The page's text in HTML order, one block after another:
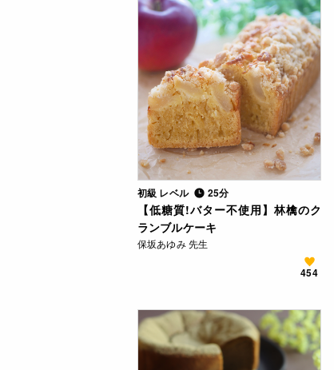
初級 レベル 25分
【低糖質!バター不使用】林檎のク
ランブルケーキ
保坂あゆみ 先生
454